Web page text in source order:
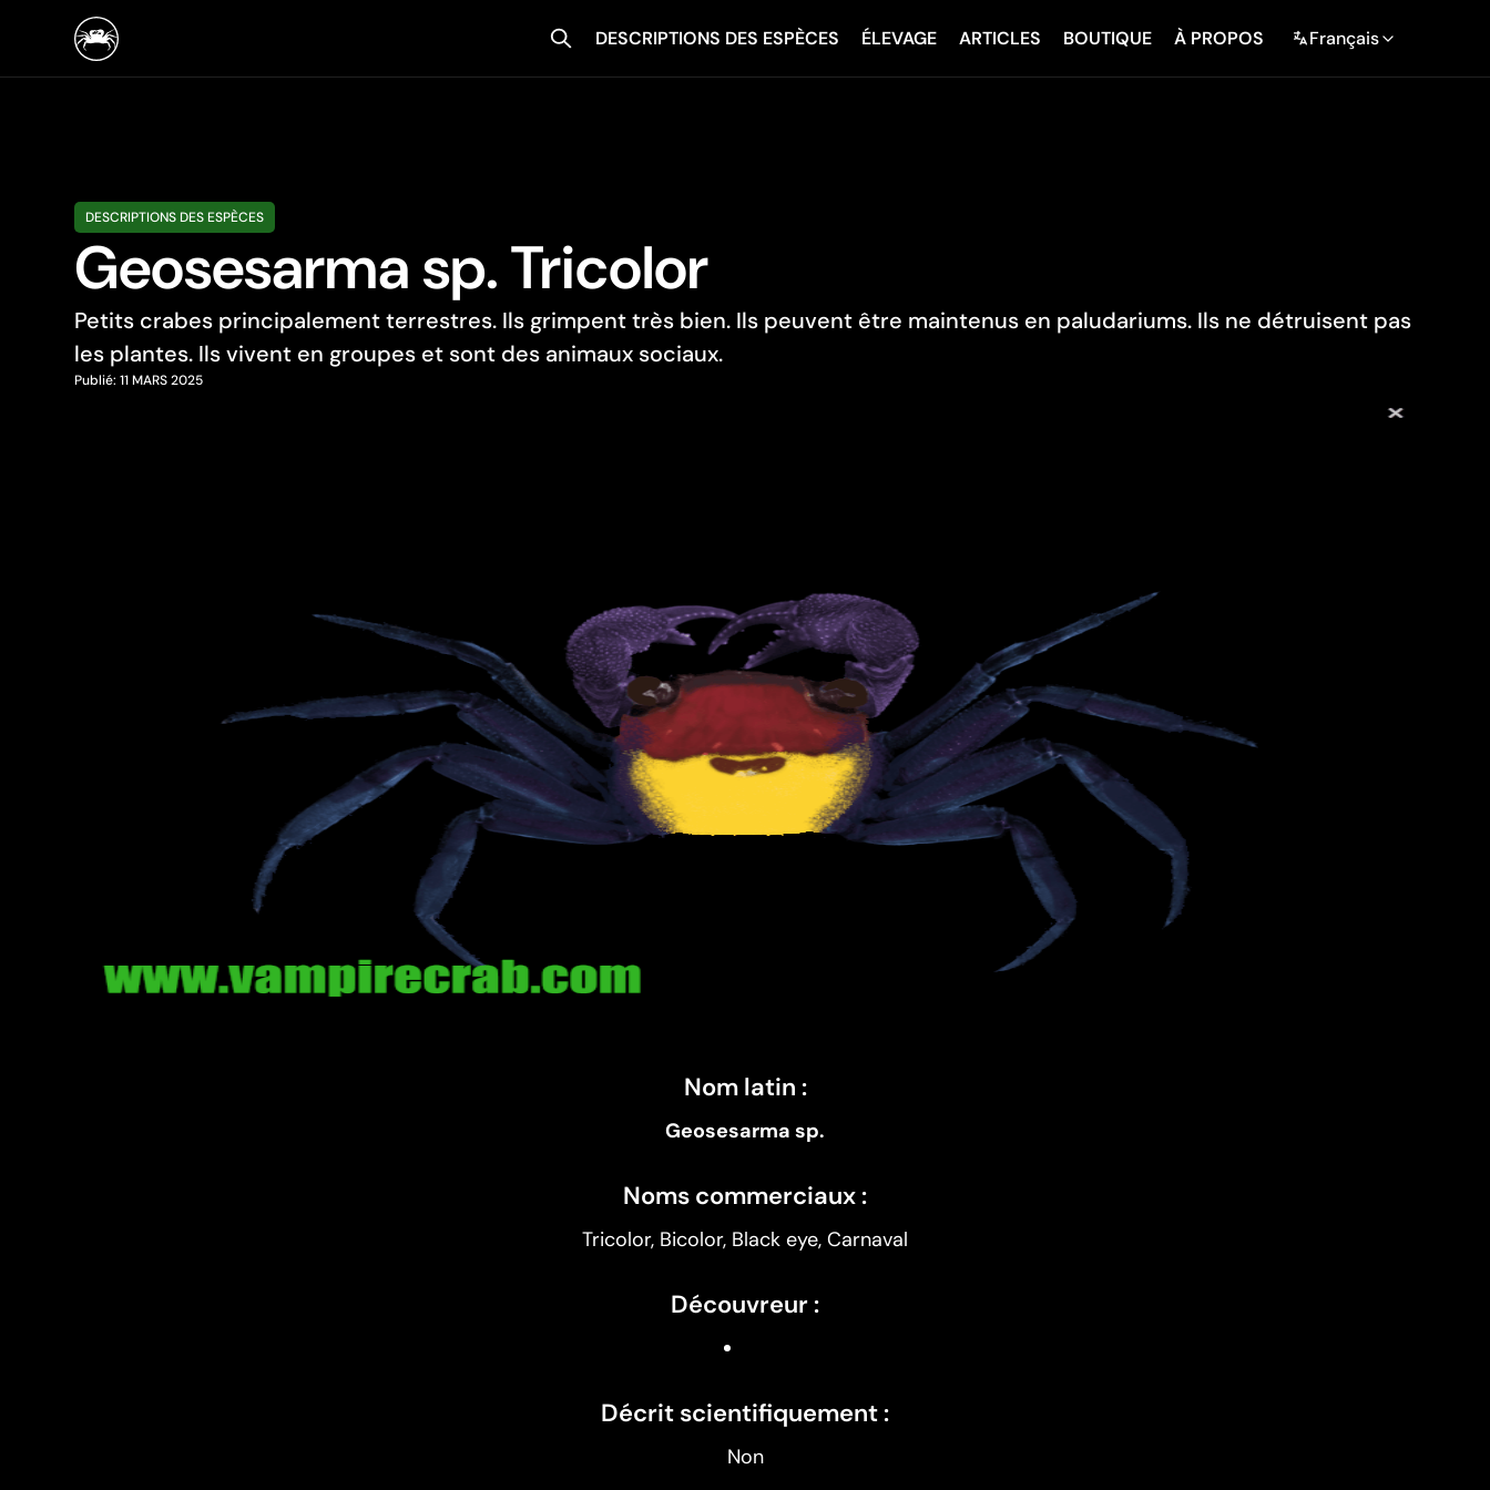
DESCRIPTIONS DES ESPÈCES ÉLEVAGE ARTICLES BOUTIQUE À PROPOS Français
English
Русский
DESCRIPTIONS DES ESPÈCES
Geosesarma sp. Tricolor
Petits crabes principalement terrestres. Ils grimpent très bien. Ils peuvent être maintenus en paludariums. Ils ne détruisent pas
les plantes. Ils vivent en groupes et sont des animaux sociaux.
Publié: 11 MARS 2025
Nom latin :
Geosesarma sp.
Noms commerciaux :
Tricolor, Bicolor, Black eye, Carnaval
Découvreur :
Décrit scientifiquement :
Non